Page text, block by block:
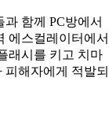
함께 PC방에서
에스컬레이터에서
래시를 키고 치마
해자에게 적발되